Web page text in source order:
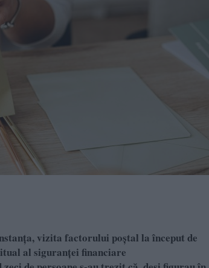
vizita factorului poștal la început de
al siguranței financiare